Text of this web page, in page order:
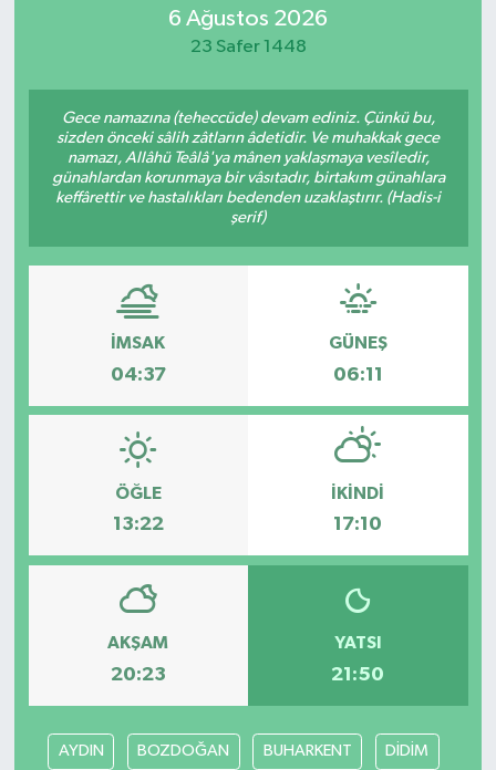
6 Ağustos 2026
23 Safer 1448
Gece namazına (teheccüde) devam ediniz. Çünkü bu,
sizden önceki sâlih zâtların âdetidir. Ve muhakkak gece
namazı, Allâhü Teâlâ'ya mânen yaklaşmaya vesîledir,
günahlardan korunmaya bir vâsıtadır, birtakım günahlara
keffârettir ve hastalıkları bedenden uzaklaştırır. (Hadis-i
şerif)
İMSAK
04:37
GÜNEŞ
06:11
ÖĞLE
13:22
İKINDI
17:10
AKŞAM
20:23
YATSI
21:50
AYDIN BOZDOĞAN BUHARKENT DİDİM